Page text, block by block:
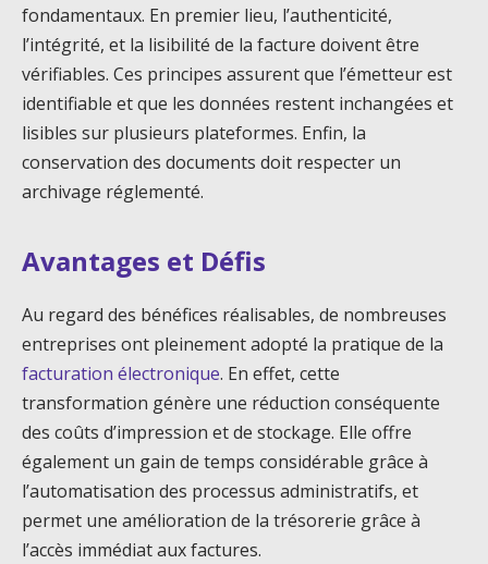
fondamentaux. En premier lieu, l’authenticité,
l’intégrité, et la lisibilité de la facture doivent être
vérifiables. Ces principes assurent que l’émetteur est
identifiable et que les données restent inchangées et
lisibles sur plusieurs plateformes. Enfin, la
conservation des documents doit respecter un
archivage réglementé.
Avantages et Défis
Au regard des bénéfices réalisables, de nombreuses
entreprises ont pleinement adopté la pratique de la
facturation électronique. En effet, cette
transformation génère une réduction conséquente
des coûts d’impression et de stockage. Elle offre
également un gain de temps considérable grâce à
l’automatisation des processus administratifs, et
permet une amélioration de la trésorerie grâce à
l’accès immédiat aux factures.